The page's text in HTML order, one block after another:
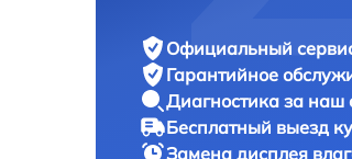
Официальный
Гарантийное
Диагностика за наш
Бесплатный выезд
Замена дисплея